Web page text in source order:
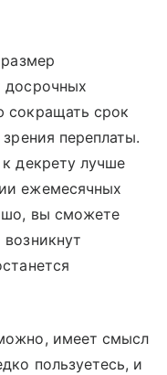
досрочных
сокращать срок
переплаты.
декрету лучше
ежемесячных
вы сможете
имеет смысл
пользуетесь, и